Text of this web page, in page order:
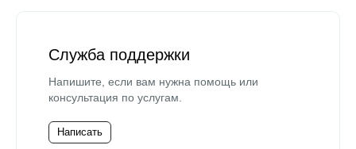
Служба поддержки
Напишите, если вам нужна помощь или
консультация по услугам.
Написать